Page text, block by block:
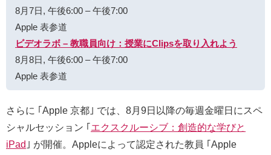
8月7日, 午後6:00 – 午後7:00
Apple 表参道
ビ⁠デ⁠オ⁠ラ⁠ボ – 教⁠職⁠員⁠向⁠け⁠：授⁠業⁠にClips⁠を取⁠り⁠入⁠れ⁠よ⁠う
8月8日, 午後6:00 – 午後7:00
Apple 表参道
さらに ｢Apple 京都｣ では、8月9日以降の毎週金曜日にスペ
シャルセッション ｢ エクスクルーシブ：創造的な学びと
iPad ｣ が開催。Appleによって認定された教員 ｢Apple